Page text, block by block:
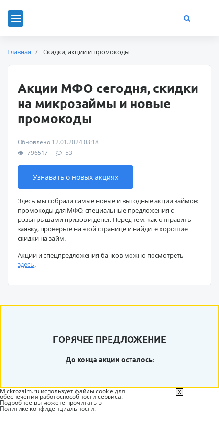
Главная Скидки, акции и промокоды
Акции МФО сегодня, скидки
на микрозаймы и новые
промокоды
Обновлено 12.01.2024 08:18
796517
53
Узнавать о новых акциях
Здесь мы собрали самые новые и выгодные акции займов:
промокоды для МФО, специальные предложения с
розыгрышами призов и денег. Перед тем, как отправить
заявку, проверьте на этой странице и найдите хорошие
скидки на займ.
Акции и спецпредложения банков можно посмотреть
здесь.
ГОРЯЧЕЕ ПРЕДЛОЖЕНИЕ
До конца акции осталось:
Mickrozaim.ru использует файлы cookie для
обеспечения работоспособности сервиса.
Подробнее вы можете прочитать в
Политике конфиденциальности.
X